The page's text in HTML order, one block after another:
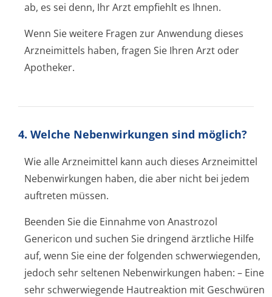
ab, es sei denn, Ihr Arzt empfiehlt es Ihnen.
Wenn Sie weitere Fragen zur Anwendung dieses
Arzneimittels haben, fragen Sie Ihren Arzt oder
Apotheker.
4. Welche Nebenwirkungen sind möglich?
Wie alle Arzneimittel kann auch dieses Arzneimittel
Nebenwirkungen haben, die aber nicht bei jedem
auftreten müssen.
Beenden Sie die Einnahme von Anastrozol
Genericon und suchen Sie dringend ärztliche Hilfe
auf, wenn Sie eine der folgenden schwerwiegenden,
jedoch sehr seltenen Nebenwirkungen haben: – Eine
sehr schwerwiegende Hautreaktion mit Geschwüren